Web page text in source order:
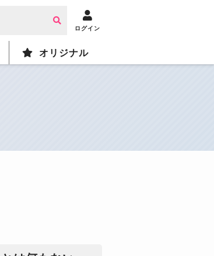
ログイン
オリジナル